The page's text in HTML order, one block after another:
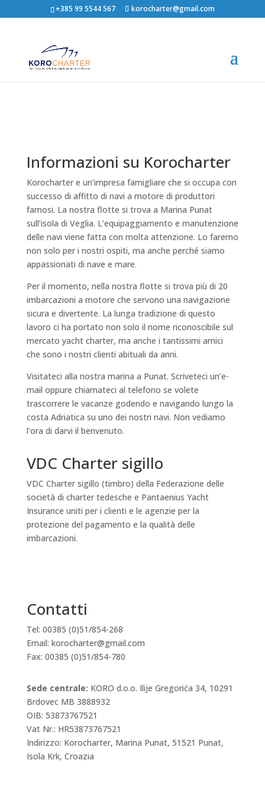
+385 99 5544 567 korocharter@gmail.com
Informazioni su Korocharter
Korocharter e un’impresa famigliare che si occupa con
successo di affitto di navi a motore di produttori
famosi. La nostra flotte si trova a Marina Punat
sull’isola di Veglia. L’equipaggiamento e manutenzione
delle navi viene fatta con molta attenzione. Lo faremo
non solo per i nostri ospiti, ma anche perché siamo
appassionati di nave e mare.
Per il momento, nella nostra flotte si trova più di 20
imbarcazioni a motore che servono una navigazione
sicura e divertente. La lunga tradizione di questo
lavoro ci ha portato non solo il nome riconoscibile sul
mercato yacht charter, ma anche i tantissimi amici
che sono i nostri clienti abituali da anni.
Visitateci alla nostra marina a Punat. Scriveteci un’e-
mail oppure chiamateci al telefono se volete
trascorrere le vacanze godendo e navigando lungo la
costa Adriatica su uno dei nostri navi. Non vediamo
l’ora di darvi il benvenuto.
VDC Charter sigillo
VDC Charter sigillo (timbro) della Federazione delle
società di charter tedesche e Pantaenius Yacht
Insurance uniti per i clienti e le agenzie per la
protezione del pagamento e la qualità delle
imbarcazioni.
Contatti
Tel: 00385 (0)51/854-268
Email: korocharter@gmail.com
Fax: 00385 (0)51/854-780
Sede centrale: KORO d.o.o. Ilije Gregorića 34, 10291
Brdovec MB 3888932
OIB: 53873767521
Vat Nr.: HR53873767521
Indirizzo: Korocharter, Marina Punat, 51521 Punat,
Isola Krk, Croazia